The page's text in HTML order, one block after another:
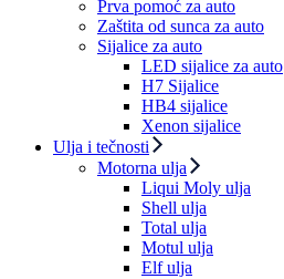
Prva pomoć za auto
Zaštita od sunca za auto
Sijalice za auto
LED sijalice za auto
H7 Sijalice
HB4 sijalice
Xenon sijalice
Ulja i tečnosti
Motorna ulja
Liqui Moly ulja
Shell ulja
Total ulja
Motul ulja
Elf ulja